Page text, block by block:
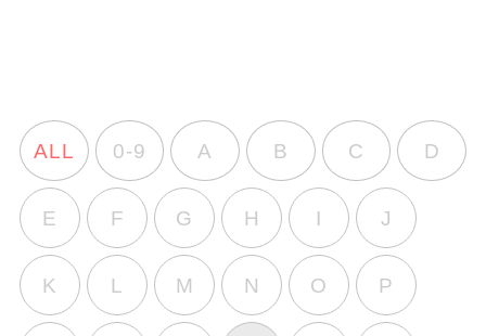
ALL 0-9 A B C D
E F G H I J
K L M N O P